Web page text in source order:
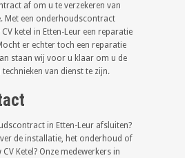
af om u te verzekeren van
Met een onderhoudscontract
ketel in Etten-Leur een reparatie
er echter toch een reparatie
staan wij voor u klaar om u de
van dienst te zijn.
in Etten-Leur afsluiten?
de installatie, het onderhoud of
Ketel? Onze medewerkers in